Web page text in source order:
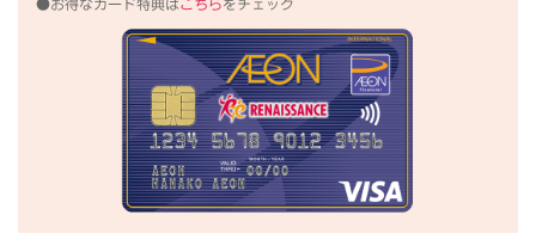
●お得なカード特典はこちらをチェック